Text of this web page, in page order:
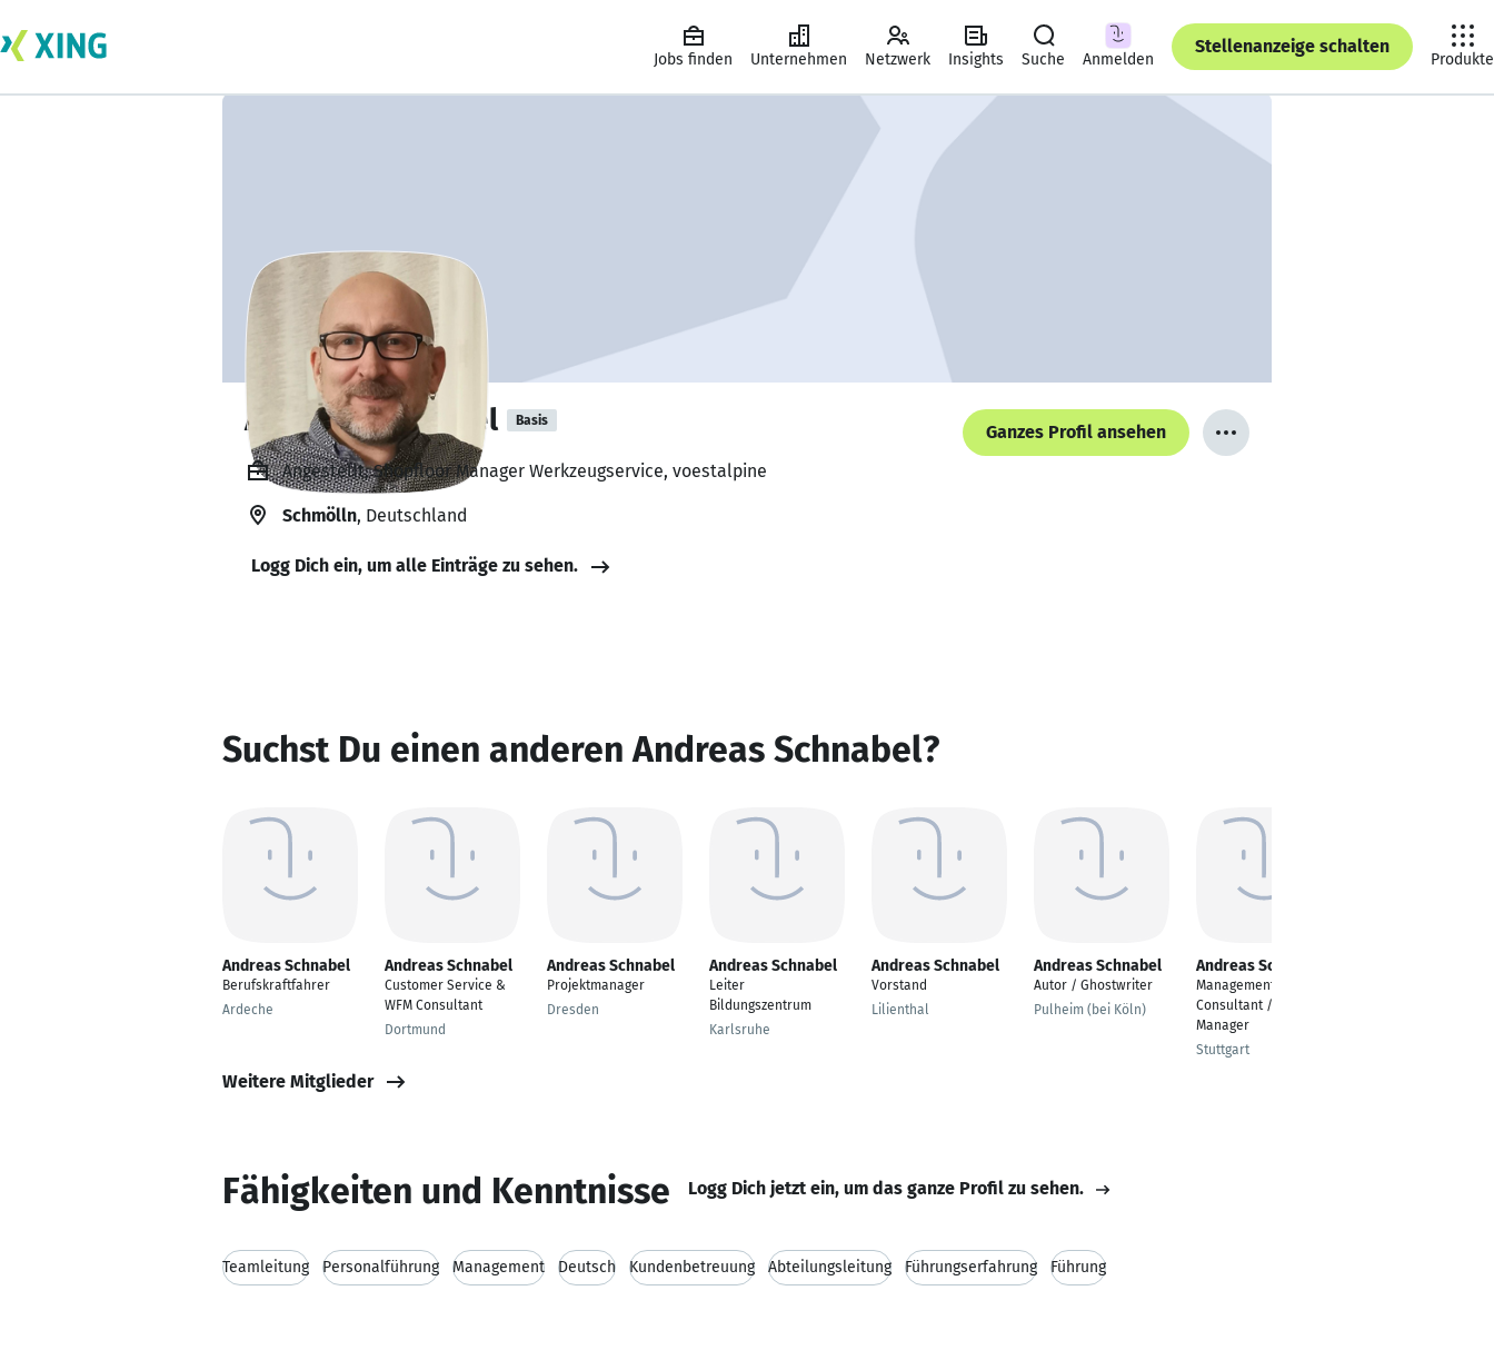
Jobs finden Unternehmen Netzwerk Insights Suche Anmelden
Stellenanzeige schalten
Produkte
Andreas Schnabel Basis
Ganzes Profil ansehen
Angestellt, Shopfloor Manager Werkzeugservice, voestalpine
Schmölln, Deutschland
Logg Dich ein, um alle Einträge zu sehen.
Suchst Du einen anderen Andreas Schnabel?
Andreas Schnabel
Berufskraftfahrer
Ardeche
Andreas Schnabel
Customer Service &
WFM Consultant
Dortmund
Andreas Schnabel
Projektmanager
Dresden
Andreas Schnabel
Leiter
Bildungszentrum
Karlsruhe
Andreas Schnabel
Vorstand
Lilienthal
Andreas Schnabel
Autor / Ghostwriter
Pulheim (bei Köln)
Andreas Schnabel
Management
Consultant / Business
Manager
Stuttgart
Weitere Mitglieder
Fähigkeiten und Kenntnisse Logg Dich jetzt ein, um das ganze Profil zu sehen.
Teamleitung Personalführung Management Deutsch Kundenbetreuung Abteilungsleitung Führungserfahrung Führung